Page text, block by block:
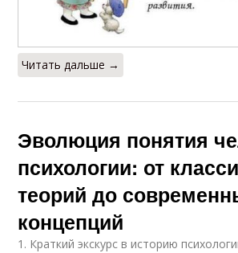
Читать дальше →
Эволюция понятия
психологии: от
теорий до
концепций
1. Краткий экскурс в историю